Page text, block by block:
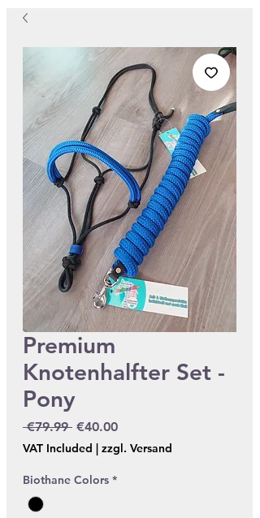
Premium
Knotenhalfter Set -
Pony
€79.99 Regular Price
€40.00Sale Price
VAT Included | zzgl. Versand
Biothane Colors *